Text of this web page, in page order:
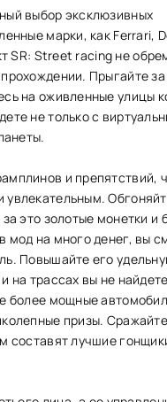
выбор эксклюзивных
марки, как Ferrari,
SR: Street racing не
Прыгайте за
на оживленные улицы
не только с
и препятствий,
это золотые монетки и
мод на много денег, вы
Повышайте его
на трассах вы не
более мощные
призы.
составят лучшие